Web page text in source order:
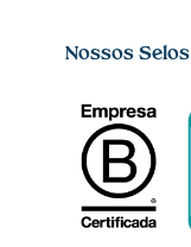
Nossos Selos